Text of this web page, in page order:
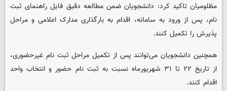
مظلومیان تاکید کرد: دانشجویان ضمن مطالعه دقیق فایل راهنمای ثبت
نام، پس از ورود به سامانه، اقدام به بارگذاری مدارک اعلامی و مراحل
پذیرش را تکمیل کنند.
همچنین دانشجویان می‌توانند پس از تکمیل مراحل ثبت نام غیرحضوری،
از تاریخ ۲۲ تا ۳۱ شهریورماه نسبت به ثبت نام حضور و انتخاب واحد
اقدام کنند.